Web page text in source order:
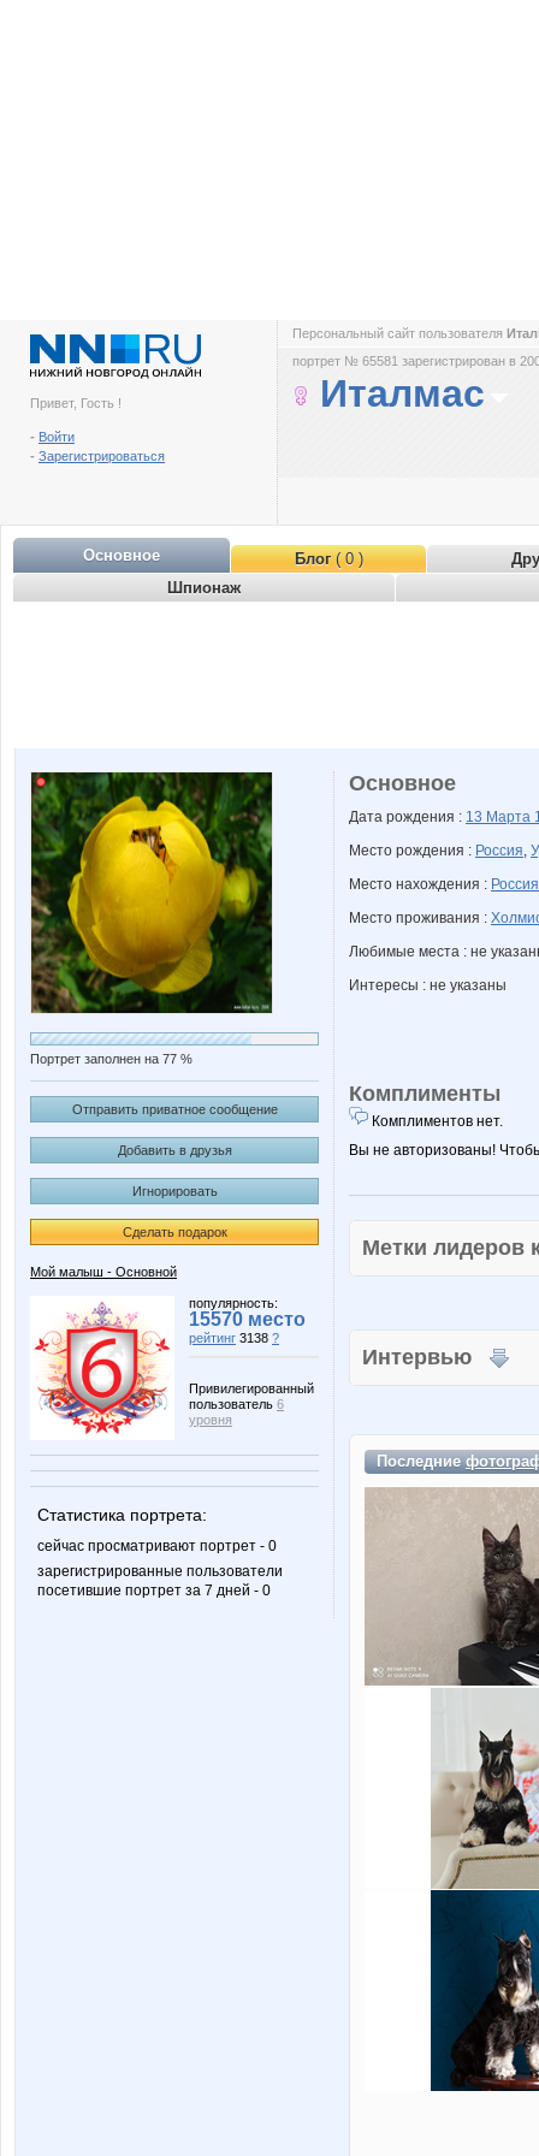
Привет, Гость !
- Войти
- Зарегистрироваться
Персональный сайт пользователя
портрет № 65581 зарегистрирован в
Италмас
Основное Блог( 0 )
Шпионаж
Портрет заполнен на 77 %
Отправить приватное сообщение
Добавить в друзья
Игнорировать
Сделать подарок
Мой малыш - Основной
популярность:
15570 место
рейтинг 3138 ?
Привилегированный
пользователь 6
уровня
Статистика портрета:
сейчас просматривают портрет - 0
зарегистрированные пользователи
посетившие портрет за 7 дней - 0
Основное
Дата рождения : 13 Марта
Место рождения : Россия,
Место нахождения : Россия
Место проживания :
Любимые места : не
Интересы : не указаны
Комплименты
Комплиментов нет.
Вы не авторизованы!
Метки
Интервью
Последние